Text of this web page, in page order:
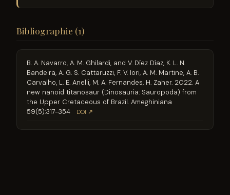
Bibliographie (1)
B. A. Navarro, A. M. Ghilardi, and V. Díez Díaz, K. L. N.
Bandeira, A. G. S. Cattaruzzi, F. V. Iori, A. M. Martine, A. B.
Carvalho, L. E. Anelli, M. A. Fernandes, H. Zaher. 2022. A
new nanoid titanosaur (Dinosauria: Sauropoda) from
the Upper Cretaceous of Brazil. Ameghiniana
59(5):317-354
DOI ↗